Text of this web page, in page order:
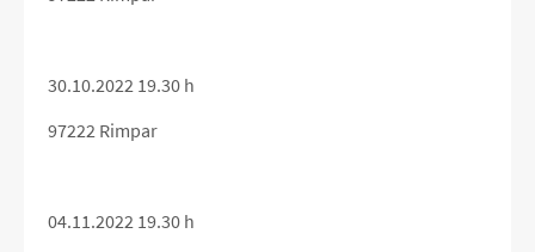
30.10.2022 19.30 h
97222 Rimpar
04.11.2022 19.30 h